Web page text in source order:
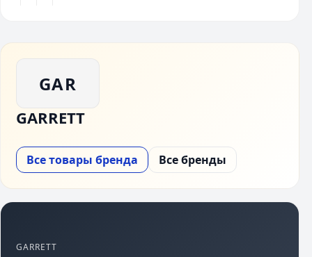
GAR
GARRETT
Все товары бренда Все бренды
GARRETT